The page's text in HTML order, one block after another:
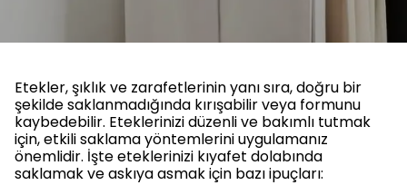
Etekler, şıklık ve zarafetlerinin yanı sıra, doğru bir
şekilde saklanmadığında kırışabilir veya formunu
kaybedebilir. Eteklerinizi düzenli ve bakımlı tutmak
için, etkili saklama yöntemlerini uygulamanız
önemlidir. İşte eteklerinizi kıyafet dolabında
saklamak ve askıya asmak için bazı ipuçları: